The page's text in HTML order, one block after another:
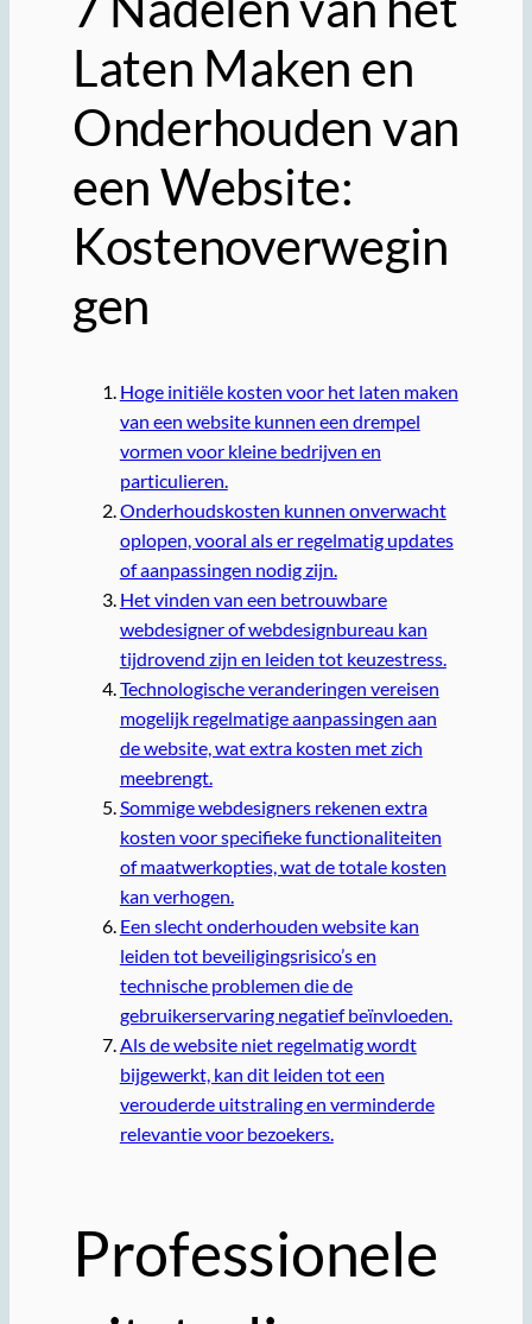
Laten Maken en
Onderhouden van
een Website:
Kostenoverwegin
gen
Hoge initiële kosten voor het laten maken
van een website kunnen een drempel
vormen voor kleine bedrijven en
particulieren.
Onderhoudskosten kunnen onverwacht
oplopen, vooral als er regelmatig updates
of aanpassingen nodig zijn.
Het vinden van een betrouwbare
webdesigner of webdesignbureau kan
tijdrovend zijn en leiden tot keuzestress.
Technologische veranderingen vereisen
mogelijk regelmatige aanpassingen aan
de website, wat extra kosten met zich
meebrengt.
Sommige webdesigners rekenen extra
kosten voor specifieke functionaliteiten
of maatwerkopties, wat de totale kosten
kan verhogen.
Een slecht onderhouden website kan
leiden tot beveiligingsrisico’s en
technische problemen die de
gebruikerservaring negatief beïnvloeden.
Als de website niet regelmatig wordt
bijgewerkt, kan dit leiden tot een
verouderde uitstraling en verminderde
relevantie voor bezoekers.
Professionele